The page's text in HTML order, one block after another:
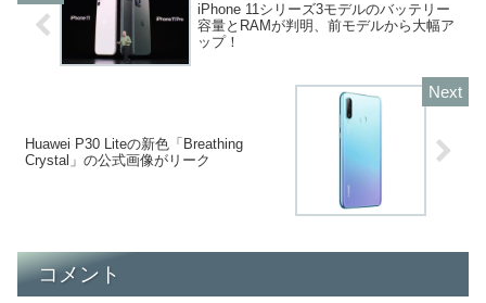
iPhone 11シリーズ3モデルのバッテリー
容量とRAMが判明、前モデルから大幅ア
ップ！
Huawei P30 Liteの新色「Breathing
Crystal」の公式画像がリーク
コメント